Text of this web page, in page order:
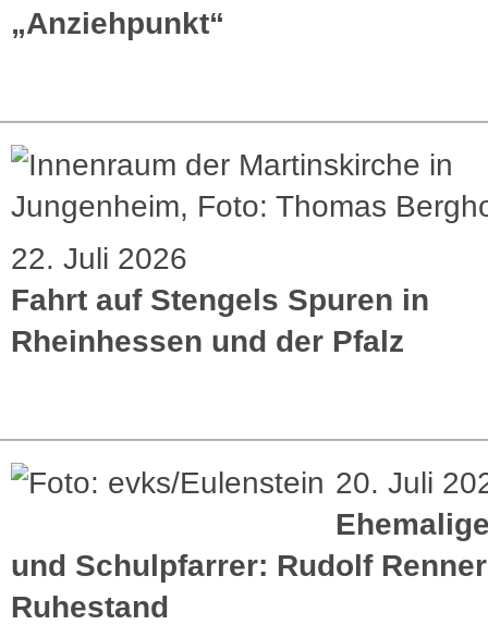
„Anziehpunkt“
22. Juli 2026
Fahrt auf Stengels Spuren in
Rheinhessen und der Pfalz
20. Juli
und Schulpfarrer: Rudolf
Ruhestand